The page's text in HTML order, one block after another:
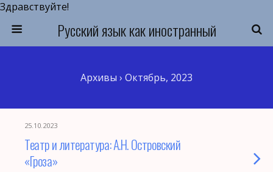
Здравствуйте!
Русский язык как иностранный
Архивы › Октябрь, 2023
25.10.2023
Театр и литература: А.Н. Островский
«Гроза»